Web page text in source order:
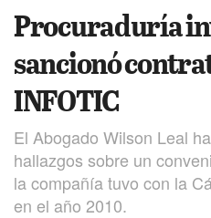
Procuraduría
sancionó
INFOTIC
El Abogado Wilson Leal
hallazgos sobre un
la compañía tuvo con la
en el año 2010.